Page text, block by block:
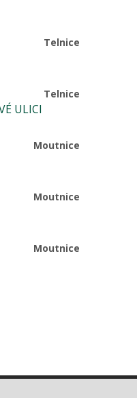
Telnice
Telnice
ULICI
Moutnice
Moutnice
Moutnice